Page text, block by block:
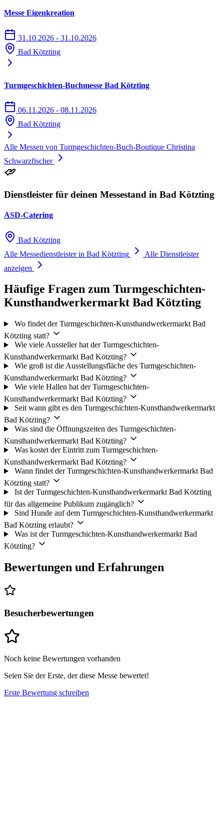
Messe Eigenkreation
31.10.2026 - 31.10.2026
Bad Kötzting
Turmgeschichten-Buchmesse Bad Kötzting
06.11.2026 - 08.11.2026
Bad Kötzting
Alle Messen von Turmgeschichten-Buch-Boutique Christina
Schwarzfischer
Dienstleister für deinen Messestand in Bad Kötzting
ASD-Catering
Bad Kötzting
Alle Messedienstleister in Bad Kötzting
Alle Dienstleister
anzeigen
Häufige Fragen zum Turmgeschichten-
Kunsthandwerkermarkt Bad Kötzting
Wo findet der Turmgeschichten-Kunsthandwerkermarkt Bad
Kötzting statt?
Wie viele Aussteller hat der Turmgeschichten-
Kunsthandwerkermarkt Bad Kötzting?
Wie groß ist die Ausstellungsfläche des Turmgeschichten-
Kunsthandwerkermarkt Bad Kötzting?
Wie viele Hallen hat der Turmgeschichten-
Kunsthandwerkermarkt Bad Kötzting?
Seit wann gibt es den Turmgeschichten-Kunsthandwerkermarkt
Bad Kötzting?
Was sind die Öffnungszeiten des Turmgeschichten-
Kunsthandwerkermarkt Bad Kötzting?
Was kostet der Eintritt zum Turmgeschichten-
Kunsthandwerkermarkt Bad Kötzting?
Wann findet der Turmgeschichten-Kunsthandwerkermarkt Bad
Kötzting statt?
Ist der Turmgeschichten-Kunsthandwerkermarkt Bad Kötzting
für das allgemeine Publikum zugänglich?
Sind Hunde auf dem Turmgeschichten-Kunsthandwerkermarkt
Bad Kötzting erlaubt?
Was ist der Turmgeschichten-Kunsthandwerkermarkt Bad
Kötzting?
Bewertungen und Erfahrungen
Besucherbewertungen
Noch keine Bewertungen vorhanden
Seien Sie der Erste, der diese Messe bewertet!
Erste Bewertung schreiben